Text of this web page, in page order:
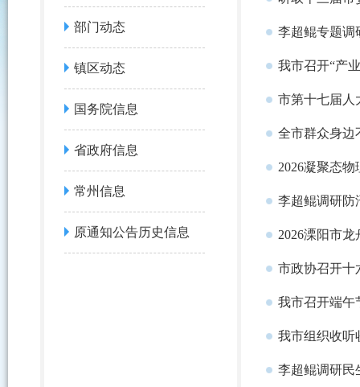
部门动态
镇区动态
国务院信息
省政府信息
常州信息
原通知公告历史信息
李超鲲专题调
我市召开“产
市第十七届人
全市群众身边
2026凝聚态
李超鲲调研防
2026溧阳市
市政协召开十
我市召开端午
我市组织收听
李超鲲调研民